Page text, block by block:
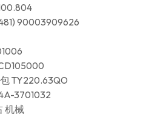
90003909626
TY220.63QO
3701032
机械